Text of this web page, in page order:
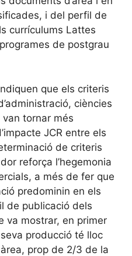
i del perfil de
currículums Lattes
de postgrau
que els criteris
ciències
tornar més
JCR entre els
de criteris
reforça l’hegemonia
a més de fer que
predominin en els
de publicació dels
va mostrar, en primer
producció té lloc
prop de 2/3 de la